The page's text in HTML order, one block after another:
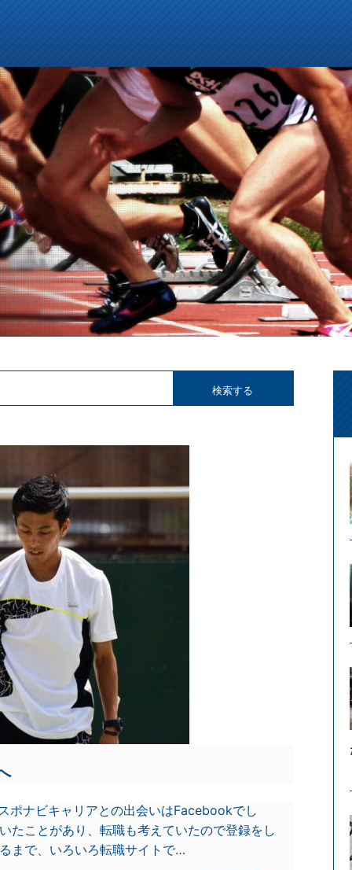
ポナビキャリアとの出会いはFacebookでし
たことがあり、転職も考えていたので登録をし
まで、いろいろ転職サイトで…